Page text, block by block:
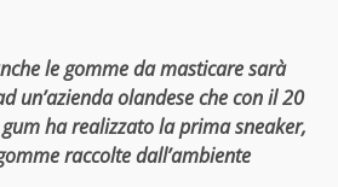
le gomme da masticare sarà
un’azienda olandese che con il 20
ha realizzato la prima sneaker,
raccolte dall’ambiente